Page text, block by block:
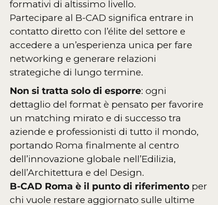
formativi di altissimo livello.
Partecipare al B-CAD significa entrare in
contatto diretto con l’élite del settore e
accedere a un’esperienza unica per fare
networking e generare relazioni
strategiche di lungo termine.
Non si tratta solo di esporre: ogni
dettaglio del format è pensato per favorire
un matching mirato e di successo tra
aziende e professionisti di tutto il mondo,
portando Roma finalmente al centro
dell’innovazione globale nell’Edilizia,
dell’Architettura e del Design.
B-CAD Roma è il punto di riferimento per
chi vuole restare aggiornato sulle ultime